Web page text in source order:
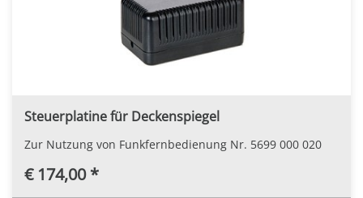
Steuerplatine für Deckenspiegel
Zur Nutzung von Funkfernbedienung Nr. 5699 000 020
€ 174,00 *